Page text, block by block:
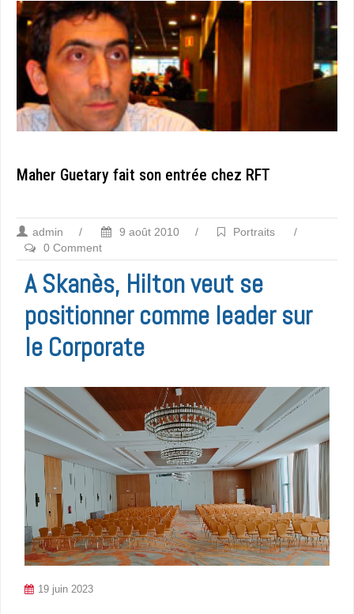
Maher Guetary fait son entrée chez RFT
admin / 9 août 2010 / Portraits
/
0 Comment
A Skanès, Hilton veut se
positionner comme leader sur
le Corporate
19 juin 2023